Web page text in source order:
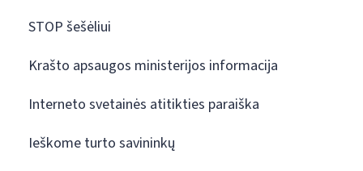
STOP šešėliui
Krašto apsaugos ministerijos informacija
Interneto svetainės atitikties paraiška
Ieškome turto savininkų